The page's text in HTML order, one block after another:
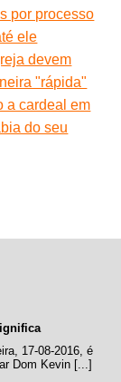
por processo
ele
devem
"rápida"
a cardeal em
do seu
17-08-2016, é
Dom Kevin [...]